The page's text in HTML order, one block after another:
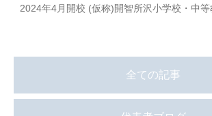
2024年4月開校 (仮称)開智所沢小学校・中
全ての記事